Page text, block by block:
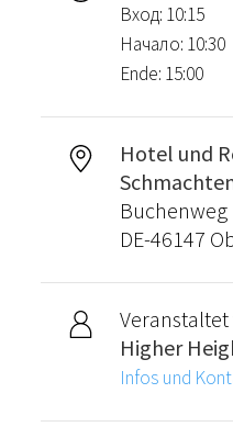
Вход: 10:15
Начало: 10:30
Ende: 15:00
Hotel und
Buchenweg
DE-46147
Veranstaltet
Higher
Infos und